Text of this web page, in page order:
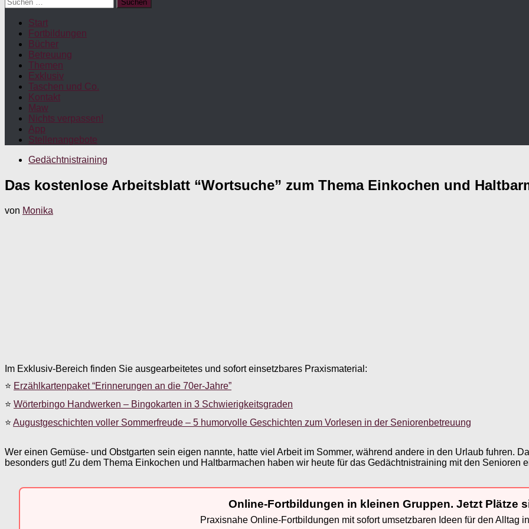
nach:
Start
Fortbildungen
Bücher
Betreuung
Themen
Exklusiv
Taschen und Co.
Kontakt
Maw
Nichts verpassen!
App
Stellenangebote
Gedächtnistraining
Das kostenlose Arbeitsblatt “Wortsuche” zum Thema Einkochen und
von Monika
Im Exklusiv-Bereich finden Sie ausgearbeitetes und sofort einsetzbares Praxismaterial:
⭐ Erzählkartenpaket “Erinnerungen an die 70er-Jahre”
⭐ Wörterbingo Handwerken – Bingokarten in 3 Schwierigkeitsgraden
⭐ Augustgeschichten voller Sommerfreude – 5 humorvolle Geschichten zum Vorlesen in der Seniorenbetreuung
Wer einen Gemüse- und Obstgarten sein eigen nannte, hatte viel Arbeit im Sommer, während andere in den Urlaub fuhren.
besonders gut! Zu dem Thema Einkochen und Haltbarmachen haben wir heute für das Gedächtnistraining mit den Senioren
Online-Fortbildungen in kleinen Gruppen. Jetzt Plätze
Praxisnahe Online-Fortbildungen mit sofort umsetzbaren Ideen für den Alltag